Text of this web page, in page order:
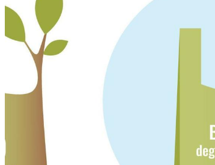
Motion Graphics
Redaktionelle Bilder
Redaktionelle Ereignisse